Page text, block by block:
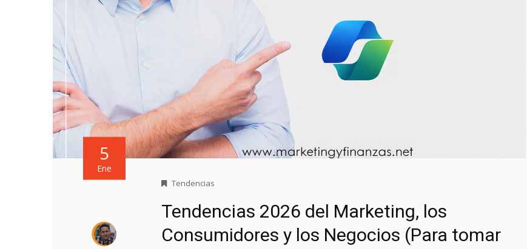
5
Ene
Tendencias
Tendencias 2026 del Marketing, los
Consumidores y los Negocios (Para tomar